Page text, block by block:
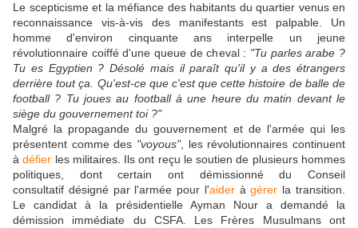
Le scepticisme et la méfiance des habitants du quartier venus en
reconnaissance vis-à-vis des manifestants est palpable. Un
homme d'environ cinquante ans interpelle un jeune
révolutionnaire coiffé d'une queue de cheval : "Tu parles arabe ?
Tu es Egyptien ? Désolé mais il paraît qu'il y a des étrangers
derrière tout ça. Qu'est-ce que c'est que cette histoire de balle de
football ? Tu joues au football à une heure du matin devant le
siège du gouvernement toi ?"
Malgré la propagande du gouvernement et de l'armée qui les
présentent comme des "voyous", les révolutionnaires continuent
àdéfier les militaires. Ils ont reçu le soutien de plusieurs hommes
politiques, dont certain ont démissionné du Conseil
consultatif désigné par l'armée pour l'aideràgérer la transition.
Le candidat à la présidentielle Ayman Nour a demandé la
démission immédiate du CSFA. Les Frères Musulmans ont